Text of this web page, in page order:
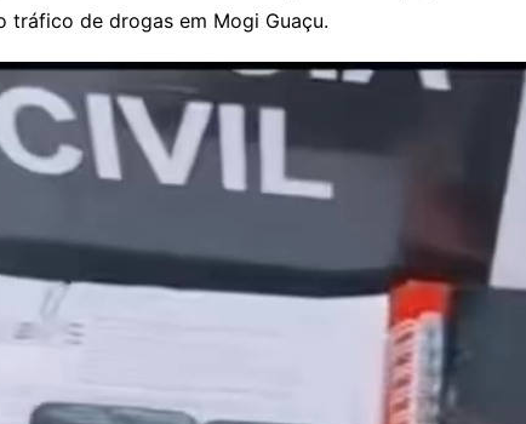
tráfico de drogas em Mogi Guaçu.